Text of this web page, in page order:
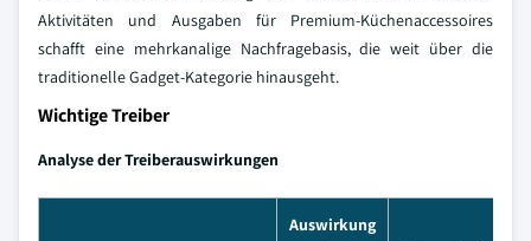
Aktivitäten und Ausgaben für Premium-Küchenaccessoires
schafft eine mehrkanalige Nachfragebasis, die weit über die
traditionelle Gadget-Kategorie hinausgeht.
Wichtige Treiber
Analyse der Treiberauswirkungen
Auswirkung